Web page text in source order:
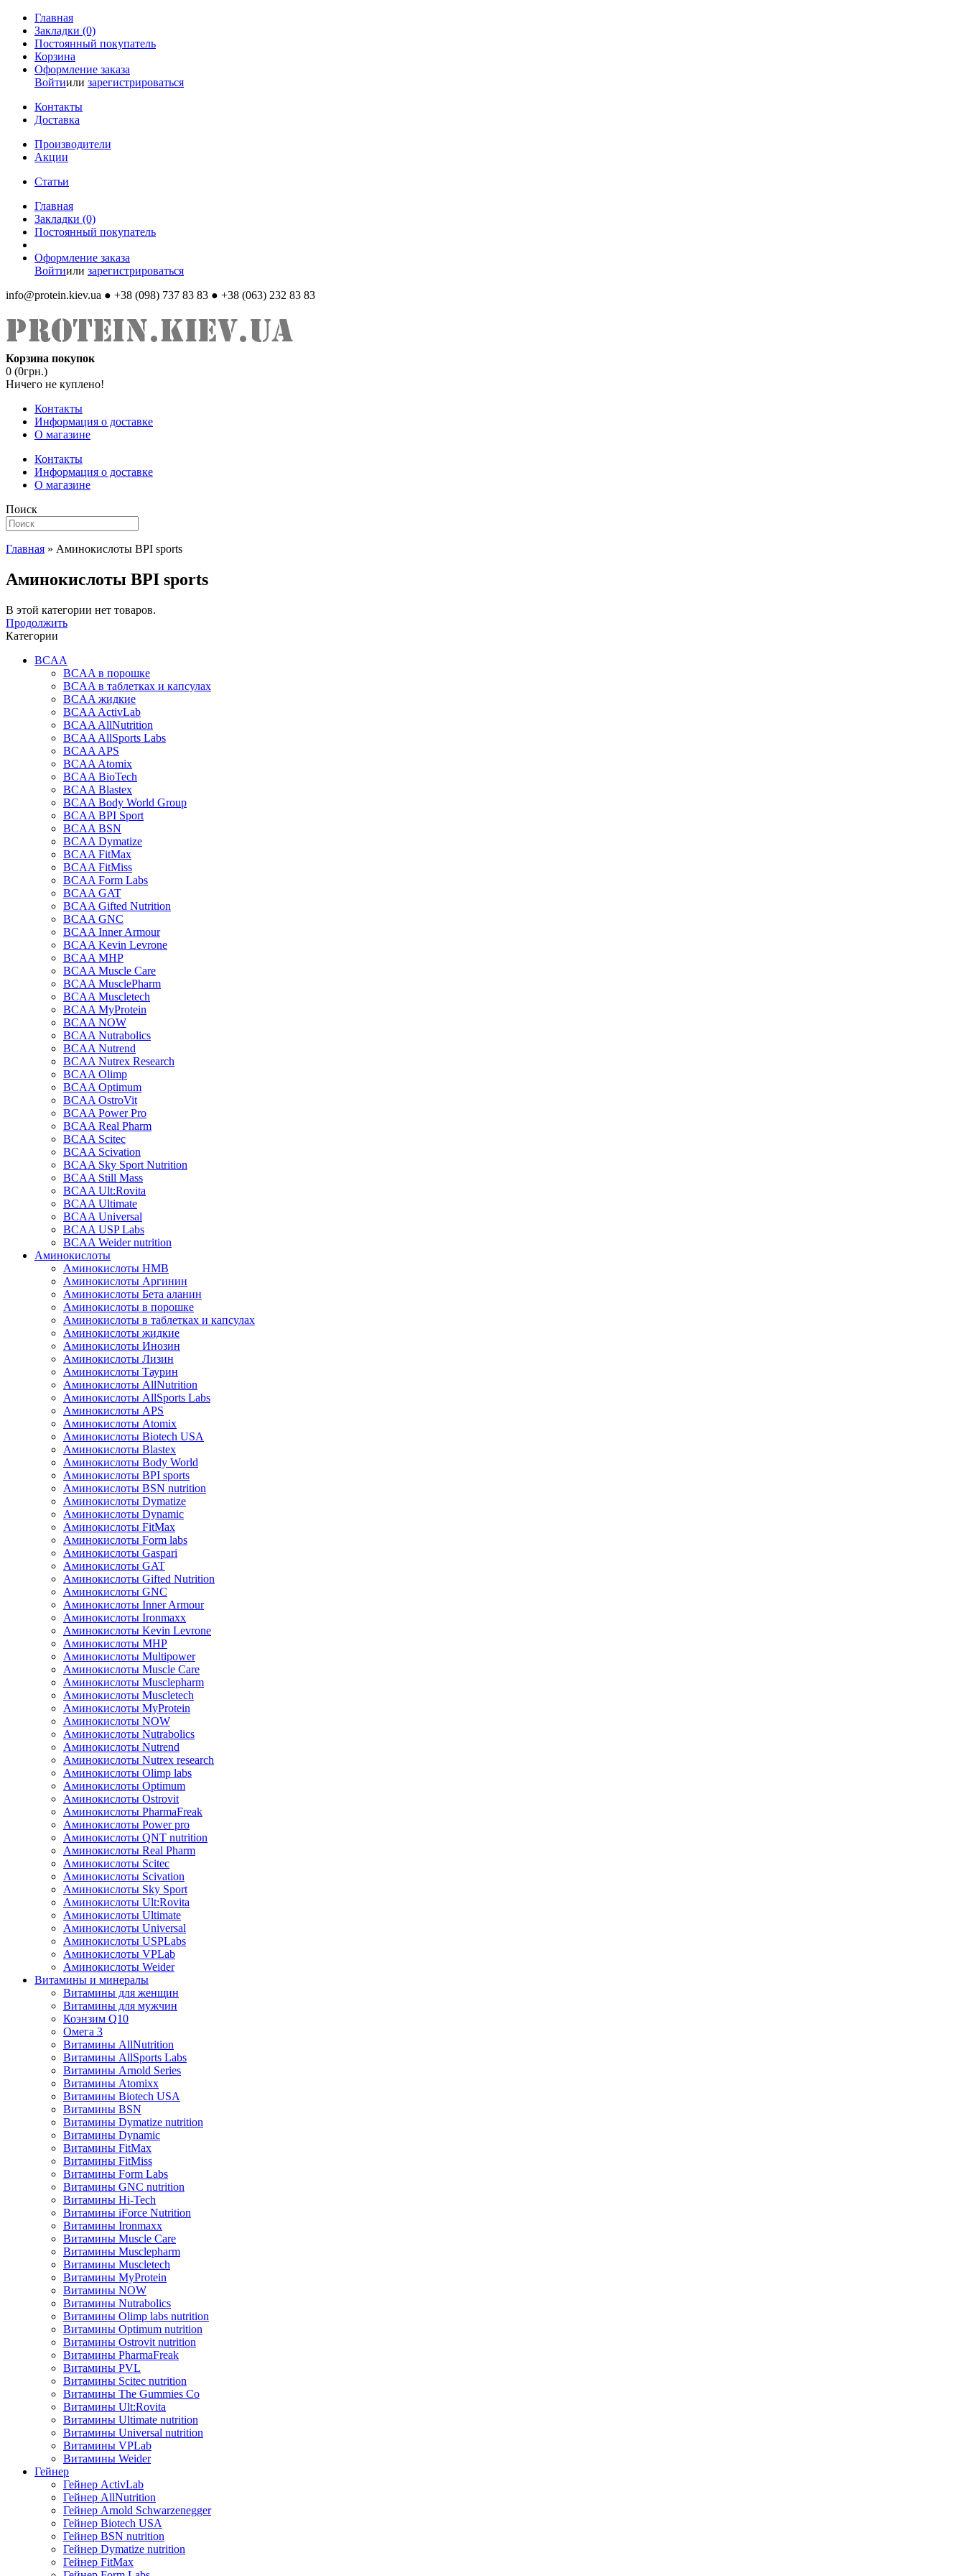
Главная
Закладки (0)
Постоянный покупатель
Корзина
Оформление заказа
Войтиили зарегистрироваться
Контакты
Доставка
Производители
Акции
Статьи
Главная
Закладки (0)
Постоянный покупатель
Оформление заказа
Войтиили зарегистрироваться
info@protein.kiev.ua ● +38 (098) 737 83 83 ● +38 (063) 232 83 83
Корзина покупок
0 (0грн.)
Ничего не куплено!
Контакты
Информация о доставке
О магазине
Контакты
Информация о доставке
О магазине
Поиск
Главная » Аминокислоты BPI sports
Аминокислоты BPI sports
В этой категории нет товаров.
Продолжить
Категории
BCAA
BCAA в порошке
BCAA в таблетках и капсулах
BCAA жидкие
BCAA ActivLab
BCAA AllNutrition
BCAA AllSports Labs
BCAA APS
BCAA Atomix
BCAA BioTech
BCAA Blastex
BCAA Body World Group
BCAA BPI Sport
BCAA BSN
BCAA Dymatize
BCAA FitMax
BCAA FitMiss
BCAA Form Labs
BCAA GAT
BCAA Gifted Nutrition
BCAA GNC
BCAA Inner Armour
BCAA Kevin Levrone
BCAA MHP
BCAA Muscle Care
BCAA MusclePharm
BCAA Muscletech
BCAA MyProtein
BCAA NOW
BCAA Nutrabolics
BCAA Nutrend
BCAA Nutrex Research
BCAA Olimp
BCAA Optimum
BCAA OstroVit
BCAA Power Pro
BCAA Real Pharm
BCAA Scitec
BCAA Scivation
BCAA Sky Sport Nutrition
BCAA Still Mass
BCAA Ult:Rovita
BCAA Ultimate
BCAA Universal
BCAA USP Labs
BCAA Weider nutrition
Аминокислоты
Аминокислоты HMB
Аминокислоты Аргинин
Аминокислоты Бета аланин
Аминокислоты в порошке
Аминокислоты в таблетках и капсулах
Аминокислоты жидкие
Аминокислоты Инозин
Аминокислоты Лизин
Аминокислоты Таурин
Аминокислоты AllNutrition
Аминокислоты AllSports Labs
Аминокислоты APS
Аминокислоты Atomix
Аминокислоты Biotech USA
Аминокислоты Blastex
Аминокислоты Body World
Аминокислоты BPI sports
Аминокислоты BSN nutrition
Аминокислоты Dymatize
Аминокислоты Dynamic
Аминокислоты FitMax
Аминокислоты Form labs
Аминокислоты Gaspari
Аминокислоты GAT
Аминокислоты Gifted Nutrition
Аминокислоты GNC
Аминокислоты Inner Armour
Аминокислоты Ironmaxx
Аминокислоты Kevin Levrone
Аминокислоты MHP
Аминокислоты Multipower
Аминокислоты Muscle Care
Аминокислоты Musclepharm
Аминокислоты Muscletech
Аминокислоты MyProtein
Аминокислоты NOW
Аминокислоты Nutrabolics
Аминокислоты Nutrend
Аминокислоты Nutrex research
Аминокислоты Olimp labs
Аминокислоты Optimum
Аминокислоты Ostrovit
Аминокислоты PharmaFreak
Аминокислоты Power pro
Аминокислоты QNT nutrition
Аминокислоты Real Pharm
Аминокислоты Scitec
Аминокислоты Scivation
Аминокислоты Sky Sport
Аминокислоты Ult:Rovita
Аминокислоты Ultimate
Аминокислоты Universal
Аминокислоты USPLabs
Аминокислоты VPLab
Аминокислоты Weider
Витамины и минералы
Витамины для женщин
Витамины для мужчин
Коэнзим Q10
Омега 3
Витамины AllNutrition
Витамины AllSports Labs
Витамины Arnold Series
Витамины Atomixx
Витамины Biotech USA
Витамины BSN
Витамины Dymatize nutrition
Витамины Dynamic
Витамины FitMax
Витамины FitMiss
Витамины Form Labs
Витамины GNC nutrition
Витамины Hi-Tech
Витамины iForce Nutrition
Витамины Ironmaxx
Витамины Muscle Care
Витамины Musclepharm
Витамины Muscletech
Витамины MyProtein
Витамины NOW
Витамины Nutrabolics
Витамины Olimp labs nutrition
Витамины Optimum nutrition
Витамины Ostrovit nutrition
Витамины PharmaFreak
Витамины PVL
Витамины Scitec nutrition
Витамины The Gummies Co
Витамины Ult:Rovita
Витамины Ultimate nutrition
Витамины Universal nutrition
Витамины VPLab
Витамины Weider
Гейнер
Гейнер ActivLab
Гейнер AllNutrition
Гейнер Arnold Schwarzenegger
Гейнер Biotech USA
Гейнер BSN nutrition
Гейнер Dymatize nutrition
Гейнер FitMax